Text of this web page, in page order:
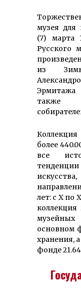
музея для
(7) марта
Русского
из
Эрмитажа
также
более
все
лет: с Х по
коллекция
музейных
основном
хранения,
фонде